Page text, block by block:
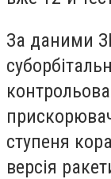
За даними
ступеня
версія